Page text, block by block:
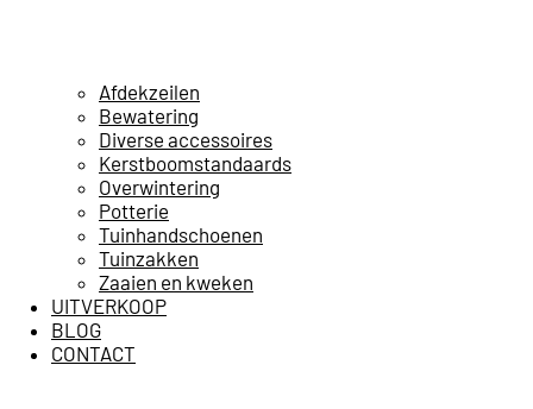
Afdekzeilen
Bewatering
Diverse accessoires
Kerstboomstandaards
Overwintering
Potterie
Tuinhandschoenen
Tuinzakken
Zaaien en kweken
UITVERKOOP
BLOG
CONTACT